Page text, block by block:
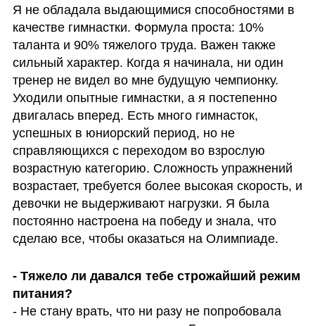
Я не обладала выдающимися способностями в
качестве гимнастки. Формула проста: 10%
таланта и 90% тяжелого труда. Важен также
сильный характер. Когда я начинала, ни один
тренер не видел во мне будущую чемпионку.
Уходили опытные гимнастки, а я постепенно
двигалась вперед. Есть много гимнасток,
успешных в юниорский период, но не
справляющихся с переходом во взрослую
возрастную категорию. Сложность упражнений
возрастает, требуется более высокая скорость, и
девочки не выдерживают нагрузки. Я была
постоянно настроена на победу и знала, что
сделаю все, чтобы оказаться на Олимпиаде.
- Тяжело ли давался тебе строжайший режим
- Не стану врать, что ни разу не попробовала